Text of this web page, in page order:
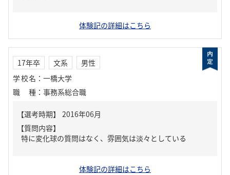
体験記の詳細はこちら
17年卒 文系
男性
学校名 ： 一橋大学
職種 ： 事務系総合職
【質問内容】
特に変化球の質問はなく、雰囲気は淡々としている
体験記の詳細はこちら